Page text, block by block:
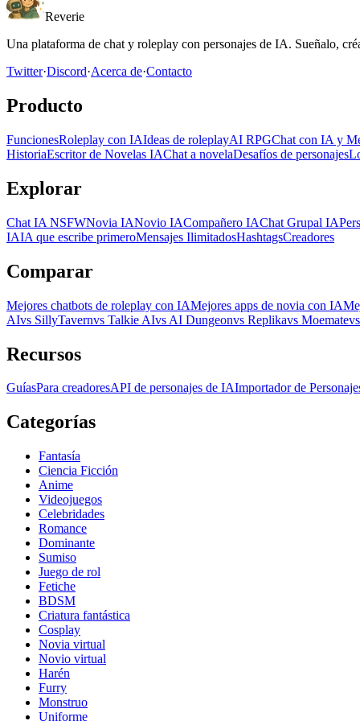
Reverie
Una plataforma de chat y roleplay con personajes de IA. Sueñalo,
Twitter·Discord·Acerca de·Contacto
Producto
FuncionesRoleplay con IAIdeas de roleplayAI RPGChat con IA y
HistoriaEscritor de Novelas IAChat a novelaDesafíos de personajes
Explorar
Chat IA NSFWNovia IANovio IACompañero IAChat Grupal IA
IAIA que escribe primeroMensajes IlimitadosHashtagsCreadores
Comparar
Mejores chatbots de roleplay con IAMejores apps de novia con IA
AIvs SillyTavernvs Talkie AIvs AI Dungeonvs Replikavs Moemate
Recursos
GuíasPara creadoresAPI de personajes de IAImportador de
Categorías
Fantasía
Ciencia Ficción
Anime
Videojuegos
Celebridades
Romance
Dominante
Sumiso
Juego de rol
Fetiche
BDSM
Criatura fantástica
Cosplay
Novia virtual
Novio virtual
Harén
Furry
Monstruo
Uniforme